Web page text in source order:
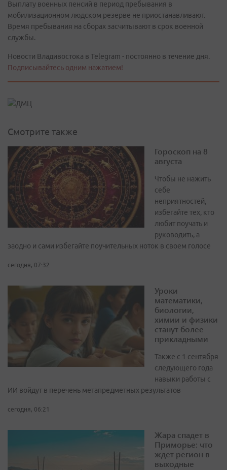
Выплату военных пенсий в период пребывания в
мобилизационном людском резерве не приостанавливают.
Время пребывания на сборах засчитывают в срок военной
службы.
Новости Владивостока в Telegram - постоянно в течение дня.
Подписывайтесь одним нажатием!
Смотрите также
Гороскоп на 8
августа
Чтобы не нажить
себе
неприятностей,
избегайте тех, кто
любит поучать и
руководить, а
заодно и сами избегайте поучительных ноток в своем голосе
сегодня, 07:32
Уроки
математики,
биологии,
химии и физики
станут более
прикладными
Также с 1 сентября
следующего года
навыки работы с
ИИ войдут в перечень метапредметных результатов
сегодня, 06:21
Жара спадет в
Приморье: что
ждет регион в
выходные